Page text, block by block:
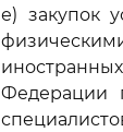
е) закупок
Федерации